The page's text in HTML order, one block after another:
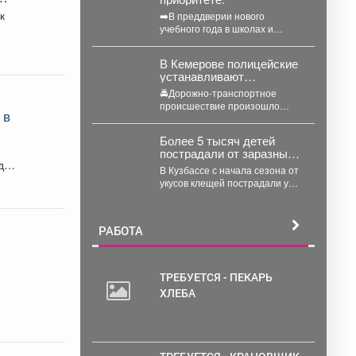
➡️В преддверии нового
учебного года в школах и
В Кемерове полицейские
устанавливают
обстоятельства ДТП, в
котором погиб
несовершеннолетний
водитель кроссового
мотоцикла
🚔Дорожно-транспортное
происшествие произошло
место незамедлительно
прибыли...
Более 5 тысяч детей
пострадали от заразных
кровопийцев в Кузбассе
В Кузбассе с начала сезона от
укусов клещей пострадали уже
РАБОТА
ТРЕБУЕТСЯ - ПЕКАРЬ
ХЛЕБА